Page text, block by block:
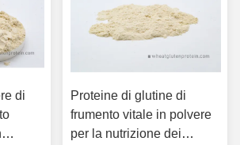
di
Proteine di glutine di
frumento vitale in polvere
per la nutrizione dei